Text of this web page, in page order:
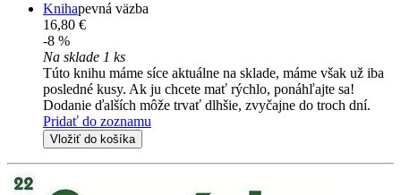
Knihapevná väzba
16,80 €
-8 %
Na sklade 1 ks
Túto knihu máme síce aktuálne na sklade, máme však už iba
posledné kusy. Ak ju chcete mať rýchlo, ponáhľajte sa!
Dodanie ďalších môže trvať dlhšie, zvyčajne do troch dní.
Pridať do zoznamu
Vložiť do košíka